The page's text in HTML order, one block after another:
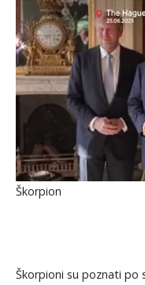
Škorpion
Škorpioni su poznati